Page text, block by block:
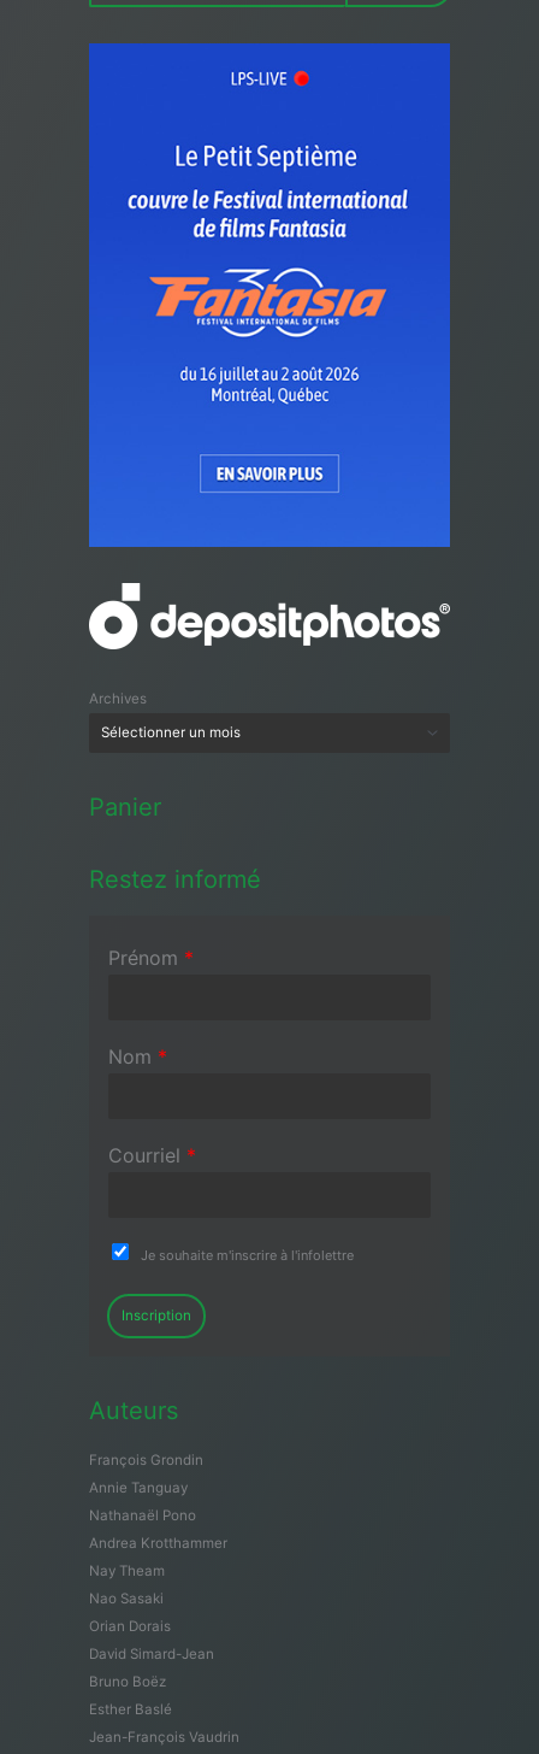
Archives
Panier
Restez informé
Prénom *
Nom *
Courriel *
Je souhaite m'inscrire à l'infolettre
Inscription
Auteurs
François Grondin
Annie Tanguay
Nathanaël Pono
Andrea Krotthammer
Nay Theam
Nao Sasaki
Orian Dorais
David Simard-Jean
Bruno Boëz
Esther Baslé
Jean-François Vaudrin